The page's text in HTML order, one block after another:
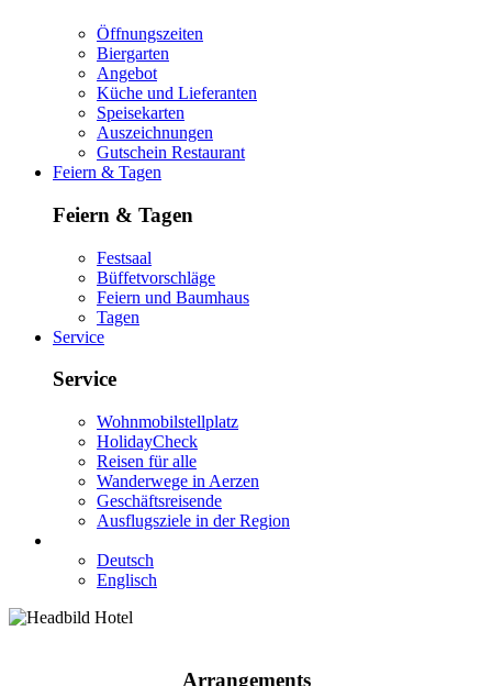
Öffnungszeiten
Biergarten
Angebot
Küche und Lieferanten
Speisekarten
Auszeichnungen
Gutschein Restaurant
Feiern & Tagen
Feiern & Tagen
Festsaal
Büffetvorschläge
Feiern und Baumhaus
Tagen
Service
Service
Wohnmobilstellplatz
HolidayCheck
Reisen für alle
Wanderwege in Aerzen
Geschäftsreisende
Ausflugsziele in der Region
Deutsch
Englisch
Arrangements